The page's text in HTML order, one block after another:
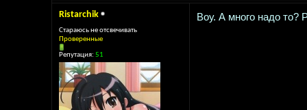
Ristarchik
Стараюсь не отсвечивать
Проверенные
Репутация: 51
Воу. А много надо то?